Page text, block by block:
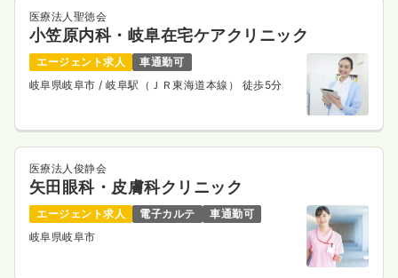
医療法人聖徳会
小笠原内科・岐阜在宅ケアクリニック
エージェント求人
車通勤可
岐阜県岐阜市/ 岐阜駅（ＪＲ東海道本線） 徒歩5分
医療法人俊静会
矢田眼科・皮膚科クリニック
エージェント求人 電子カルテ
車通勤可
岐阜県岐阜市